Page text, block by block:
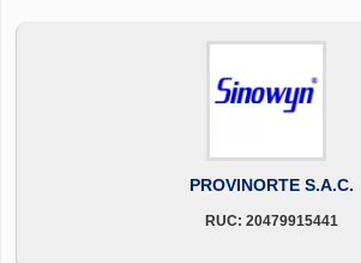
PROVINORTE S.A.C.
RUC: 20479915441